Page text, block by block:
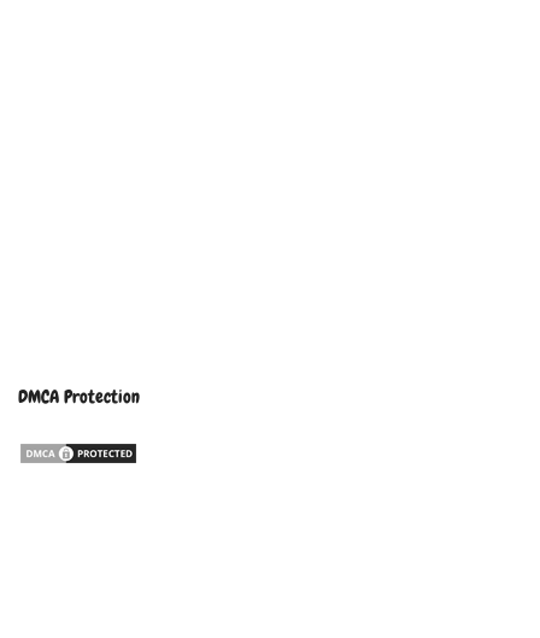
DMCA Protection